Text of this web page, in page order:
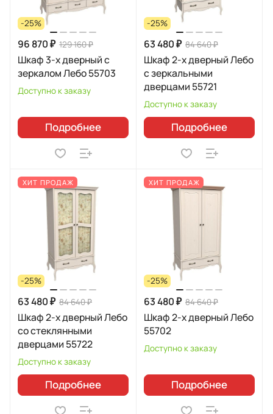
-25%
96 870 ₽ 129 160 ₽
Шкаф 3-х дверный с
зеркалом Лебо 55703
Доступно к заказу
Подробнее
-25%
63 480 ₽ 84 640 ₽
Шкаф 2-х дверный Лебо
с зеркальными
дверцами 55721
Доступно к заказу
Подробнее
ХИТ ПРОДАЖ
-25%
63 480 ₽ 84 640 ₽
Шкаф 2-х дверный Лебо
со стеклянными
дверцами 55722
Доступно к заказу
Подробнее
ХИТ ПРОДАЖ
-25%
63 480 ₽ 84 640 ₽
Шкаф 2-х дверный Лебо
55702
Доступно к заказу
Подробнее